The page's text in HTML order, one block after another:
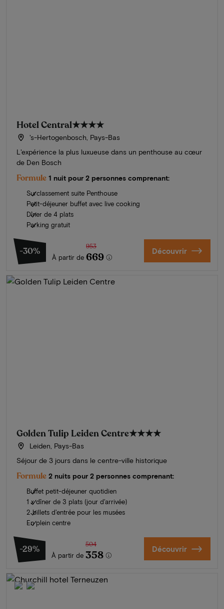
Hotel Central★★★★
's-Hertogenbosch, Pays-Bas
L'expérience la plus luxueuse dans un penthouse au cœur
de Den Bosch
Formule 1 nuit pour 2 personnes comprenant:
Surclassement suite Penthouse
Petit-déjeuner buffet avec live cooking
Dîner de 4 plats
Parking gratuit
-30%
À partir de
953
669 Découvrir
Golden Tulip Leiden Centre★★★★
Leiden, Pays-Bas
Séjour de 3 jours dans le centre-ville historique
Formule 2 nuits pour 2 personnes comprenant:
Buffet petit-déjeuner quotidien
1 x dîner de 3 plats (jour d'arrivée)
2 billets d'entrée pour les musées
En plein centre
-29%
À partir de
504
358 Découvrir